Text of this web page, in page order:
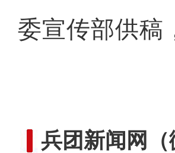
委宣传部供稿
兵团新闻网